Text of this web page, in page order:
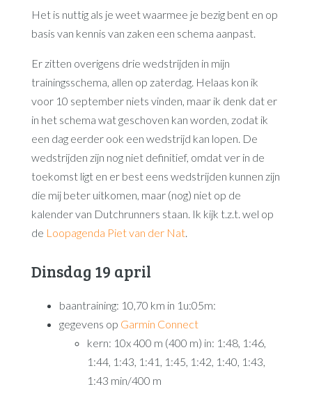
Het is nuttig als je weet waarmee je bezig bent en op
basis van kennis van zaken een schema aanpast.
Er zitten overigens drie wedstrijden in mijn
trainingsschema, allen op zaterdag. Helaas kon ik
voor 10 september niets vinden, maar ik denk dat er
in het schema wat geschoven kan worden, zodat ik
een dag eerder ook een wedstrijd kan lopen. De
wedstrijden zijn nog niet definitief, omdat ver in de
toekomst ligt en er best eens wedstrijden kunnen zijn
die mij beter uitkomen, maar (nog) niet op de
kalender van Dutchrunners staan. Ik kijk t.z.t. wel op
de Loopagenda Piet van der Nat.
Dinsdag 19 april
baantraining: 10,70 km in 1u:05m:
gegevens op Garmin Connect
kern: 10x 400 m (400 m) in: 1:48, 1:46,
1:44, 1:43, 1:41, 1:45, 1:42, 1:40, 1:43,
1:43 min/400 m